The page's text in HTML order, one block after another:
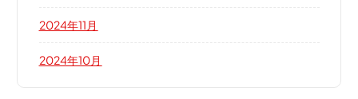
2024年11月
2024年10月